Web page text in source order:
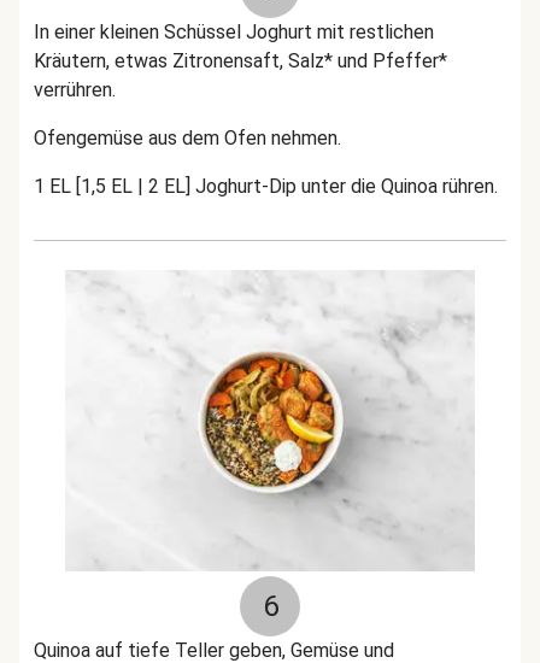
In einer kleinen Schüssel Joghurt mit restlichen
Kräutern, etwas Zitronensaft, Salz* und Pfeffer*
verrühren.
Ofengemüse aus dem Ofen nehmen.
1 EL [1,5 EL | 2 EL] Joghurt-Dip unter die Quinoa rühren.
6
Quinoa auf tiefe Teller geben, Gemüse und